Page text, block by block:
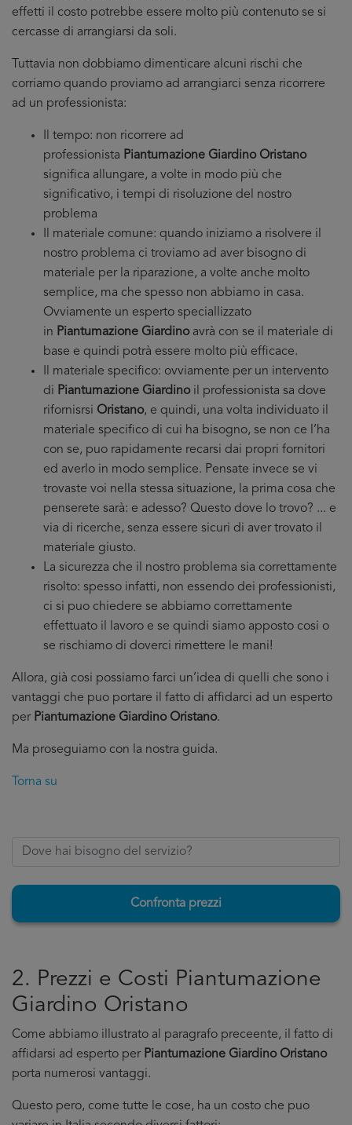
effetti il costo potrebbe essere molto più contenuto se si
cercasse di arrangiarsi da soli.
Tuttavia non dobbiamo dimenticare alcuni rischi che
corriamo quando proviamo ad arrangiarci senza ricorrere
ad un professionista:
Il tempo: non ricorrere ad
professionista Piantumazione Giardino Oristano
significa allungare, a volte in modo più che
significativo, i tempi di risoluzione del nostro
problema
Il materiale comune: quando iniziamo a risolvere il
nostro problema ci troviamo ad aver bisogno di
materiale per la riparazione, a volte anche molto
semplice, ma che spesso non abbiamo in casa.
Ovviamente un esperto speciallizzato
in Piantumazione Giardinoavrà con se il materiale di
base e quindi potrà essere molto più efficace.
Il materiale specifico: ovviamente per un intervento
di Piantumazione Giardinoil professionista sa dove
rifornisrsi Oristano, e quindi, una volta individuato il
materiale specifico di cui ha bisogno, se non ce l’ha
con se, puo rapidamente recarsi dai propri fornitori
ed averlo in modo semplice. Pensate invece se vi
trovaste voi nella stessa situazione, la prima cosa che
penserete sarà: e adesso? Questo dove lo trovo? ... e
via di ricerche, senza essere sicuri di aver trovato il
materiale giusto.
La sicurezza che il nostro problema sia correttamente
risolto: spesso infatti, non essendo dei professionisti,
ci si puo chiedere se abbiamo correttamente
effettuato il lavoro e se quindi siamo apposto cosi o
se rischiamo di doverci rimettere le mani!
Allora, già cosi possiamo farci un’idea di quelli che sono i
vantaggi che puo portare il fatto di affidarci ad un esperto
per Piantumazione Giardino Oristano.
Ma proseguiamo con la nostra guida.
Torna su
Confronta prezzi
2. Prezzi e Costi Piantumazione
Giardino Oristano
Come abbiamo illustrato al paragrafo preceente, il fatto di
affidarsi ad esperto per Piantumazione Giardino Oristano
porta numerosi vantaggi.
Questo pero, come tutte le cose, ha un costo che puo